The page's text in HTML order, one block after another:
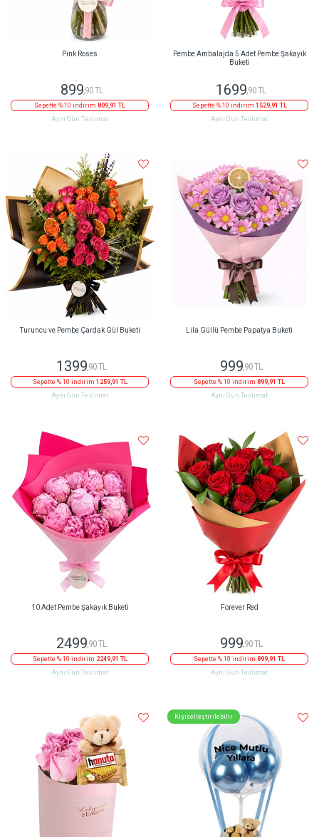
Pink Roses
899,90 TL
Sepette % 10 indirim 809,91 TL
Aynı Gün Teslimat
Pembe Ambalajda 5 Adet Pembe Şakayık
Buketi
1699 ,90 TL
Sepette % 10 indirim 1529,91 TL
Aynı Gün Teslimat
Turuncu ve Pembe Çardak Gül Buketi
1399,90 TL
Sepette % 10 indirim 1259,91 TL
Aynı Gün Teslimat
Lila Güllü Pembe Papatya Buketi
999,90 TL
Sepette % 10 indirim 899,91 TL
Aynı Gün Teslimat
10 Adet Pembe Şakayık Buketi
2499 ,90 TL
Sepette % 10 indirim 2249,91 TL
Aynı Gün Teslimat
Forever Red
999,90 TL
Sepette % 10 indirim 899,91 TL
Aynı Gün Teslimat
Kişiselleştirilebilir